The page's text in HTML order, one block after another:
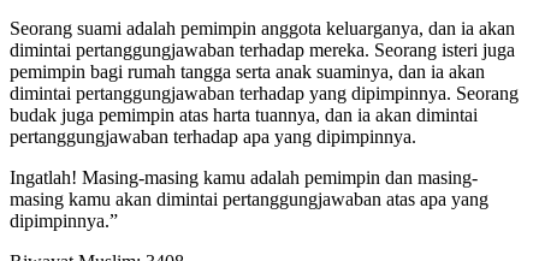
Seorang suami adalah pemimpin anggota keluarganya, dan ia akan
dimintai pertanggungjawaban terhadap mereka. Seorang isteri juga
pemimpin bagi rumah tangga serta anak suaminya, dan ia akan
dimintai pertanggungjawaban terhadap yang dipimpinnya. Seorang
budak juga pemimpin atas harta tuannya, dan ia akan dimintai
pertanggungjawaban terhadap apa yang dipimpinnya.
Ingatlah! Masing-masing kamu adalah pemimpin dan masing-
masing kamu akan dimintai pertanggungjawaban atas apa yang
dipimpinnya.”